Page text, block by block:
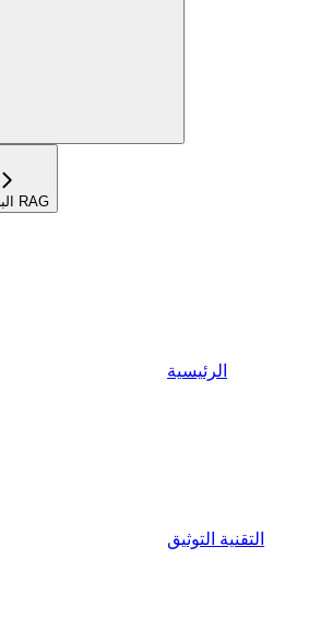
البحث في المواقع باستخدام RAG
الرئيسية
التقنية التوثيق